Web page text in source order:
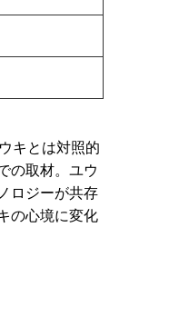
キとは対照的
の取材。ユウ
ロジーが共存
の心境に変化